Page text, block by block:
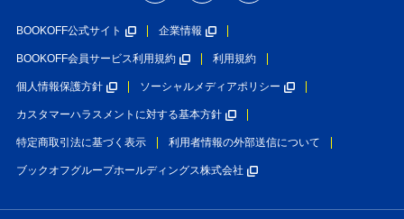
BOOKOFF公式サイト 企業情報
BOOKOFF会員サービス利用規約 利用規約
個人情報保護方針 ソーシャルメディアポリシー
カスタマーハラスメントに対する基本方針
特定商取引法に基づく表示 利用者情報の外部送信について
ブックオフグループホールディングス株式会社